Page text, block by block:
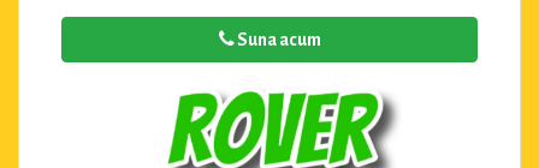
Suna acum